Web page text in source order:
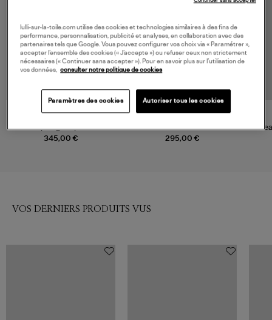
345,00 €
Veste Flyweight Nylon Black
295,00 €
Veste Survêtement Black
VOS DERNIERS PRODUITS VUS
lulli-sur-la-toile.com utilise des cookies et technologies similaires à des fins de
performance, personnalisation, publicité et analyses, en collaboration avec des
partenaires tels que Google. Vous pouvez configurer vos choix via « Paramétrer »,
accepter l’ensemble des cookies (« J’accepte ») ou refuser ceux non strictement
nécessaires (« Continuer sans accepter »). Pour en savoir plus sur l’utilisation de
vos données, consulter notre politique de cookies
Paramètres des cookies Autoriser tous les cookies